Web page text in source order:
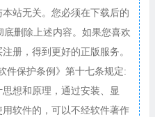
站无关。您必须在下载后的
删除上述内容。如果您喜欢
册，得到更好的正版服务。
件保护条例》第十七条规定:
想和原理，通过安装、显
软件的，可以不经软件著作